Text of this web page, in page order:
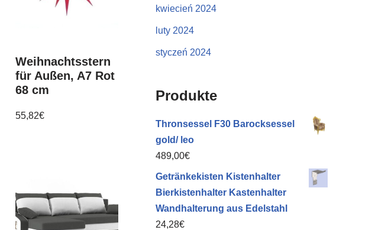
Weihnachtsstern
für Außen, A7 Rot
68 cm
55,82€
kwiecień 2024
luty 2024
styczeń 2024
Produkte
Thronsessel F30 Barocksessel
gold/ leo
489,00€
Getränkekisten Kistenhalter
Bierkistenhalter Kastenhalter
Wandhalterung aus Edelstahl
24,28€